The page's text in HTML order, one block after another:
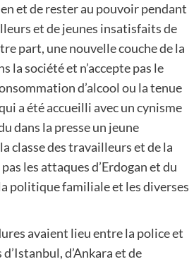
et de rester au pouvoir pendant
et de jeunes insatisfaits de
part, une nouvelle couche de la
la société et n’accepte pas le
d’alcool ou la tenue
a été accueilli avec un cynisme
dans la presse un jeune
classe des travailleurs et de la
les attaques d’Erdogan et du
politique familiale et les diverses
avaient lieu entre la police et
d’Ankara et de